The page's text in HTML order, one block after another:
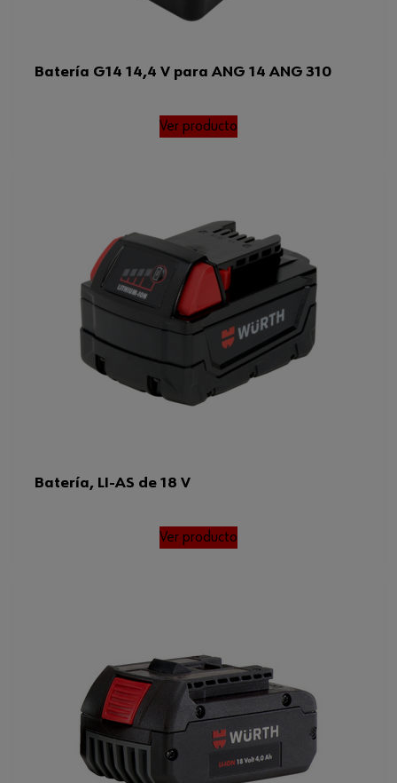
Batería G14 14,4 V para ANG 14 ANG 310
Ver producto
Batería, LI-AS de 18 V
Ver producto